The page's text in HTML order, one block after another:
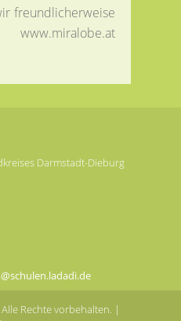
freundlicherweise
Darmstadt-Dieburg
Alle Rechte vorbehalten. |